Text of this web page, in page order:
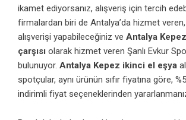
ikamet ediyorsanız, alışveriş için tercih
firmalardan biri de Antalya’da hizmet
alışverişi yapabileceğiniz ve Antalya
çarşısı olarak hizmet veren Şanlı Evkur
bulunuyor. Antalya Kepez ikinci el eşya
spotçular, aynı ürünün sıfır fiyatına göre,
indirimli fiyat seçeneklerinden